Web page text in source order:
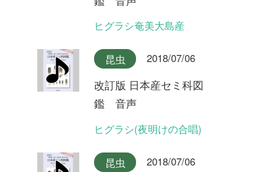
鑑 音声
ヒメハルゼミ(夕方の合唱)
昆虫 2018/07/06
改訂版 日本産セミ科図
ヒメハルゼミ(日中の合唱)
昆虫 2018/07/06